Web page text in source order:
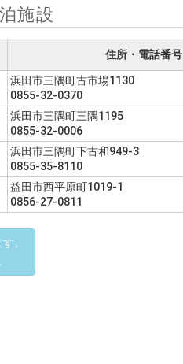
施設
住所・電話番号
浜田市三隅町古市場1130
0855-32-0370
浜田市三隅町三隅1195
0855-32-0006
浜田市三隅町下古和949-3
0855-35-8110
益田市西平原町1019-1
0856-27-0811
。